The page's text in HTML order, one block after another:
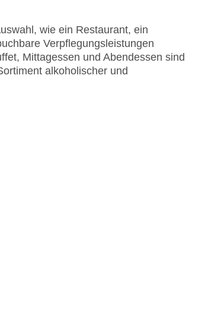
wie ein Restaurant, ein
Verpflegungsleistungen
Mittagessen und Abendessen sind
alkoholischer und